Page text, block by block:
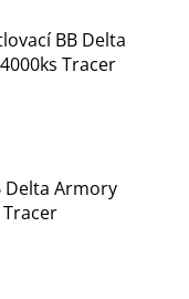
BB Delta
Tracer
Delta Armory